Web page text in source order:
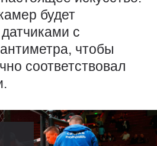
будет
с
чтобы
соответствовал